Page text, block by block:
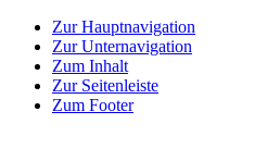
Zur Hauptnavigation
Zur Unternavigation
Zum Inhalt
Zur Seitenleiste
Zum Footer